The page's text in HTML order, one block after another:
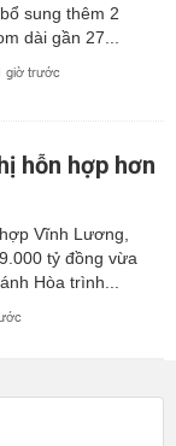
sung thêm 2
dài gần 27...
giờ trước
hỗn hợp hơn
Vĩnh Lương,
tỷ đồng vừa
Hòa trình...